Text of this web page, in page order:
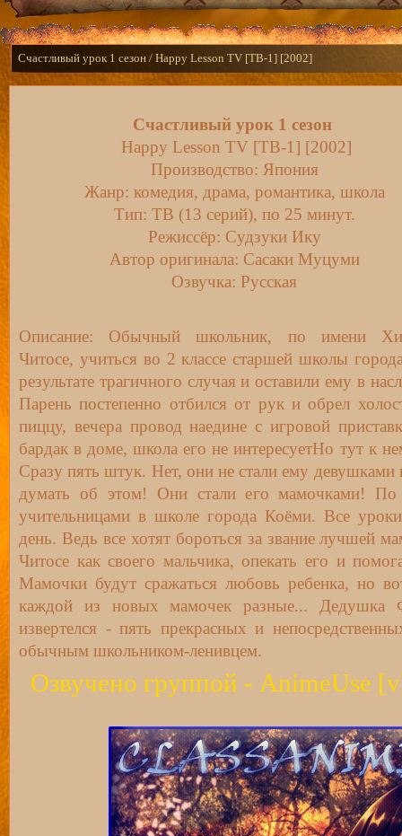
Счастливый урок 1 сезон / Happy Lesson TV [ТВ-1] [2002]
Счастливый урок 1 сезон
Happy Lesson TV [ТВ-1] [2002]
Производство: Япония
Жанр: комедия, драма, романтика, школа
Тип: ТВ (13 серий), по 25 минут.
Режиссёр: Судзуки Ику
Автор оригинала: Сасаки Муцуми
Озвучка: Русская
Описание: Обычный школьник, по имени
Читосе, учиться во 2 классе старшей школы
результате трагичного случая и оставили ему в
Парень постепенно отбился от рук и обрел
пиццу, вечера провод наедине с игровой
бардак в доме, школа его не интересуетНо тут к
Сразу пять штук. Нет, они не стали ему
думать об этом! Они стали его мамочками! По
учительницами в школе города Коёми. Все
день. Ведь все хотят бороться за звание лучшей
Читосе как своего мальчика, опекать его и
Мамочки будут сражаться любовь ребенка, но
каждой из новых мамочек разные... Дедушка
извертелся - пять прекрасных и
обычным школьником-ленивцем.
Озвучено группой - AnimeUse